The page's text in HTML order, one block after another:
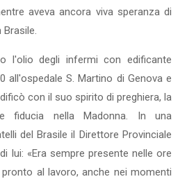
aveva ancora viva speranza di
l'olio degli infermi con edificante
all'ospedale S. Martino di Genova e
con il suo spirito di preghiera, la
fiducia nella Madonna. In una
del Brasile il Direttore Provinciale
lui: «Era sempre presente nelle ore
al lavoro, anche nei momenti